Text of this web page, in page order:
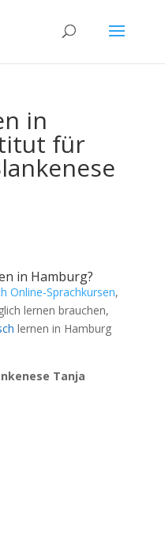
in
für
in Hamburg?
Online-Sprachkursen,
lernen brauchen,
lernen in Hamburg
Tanja